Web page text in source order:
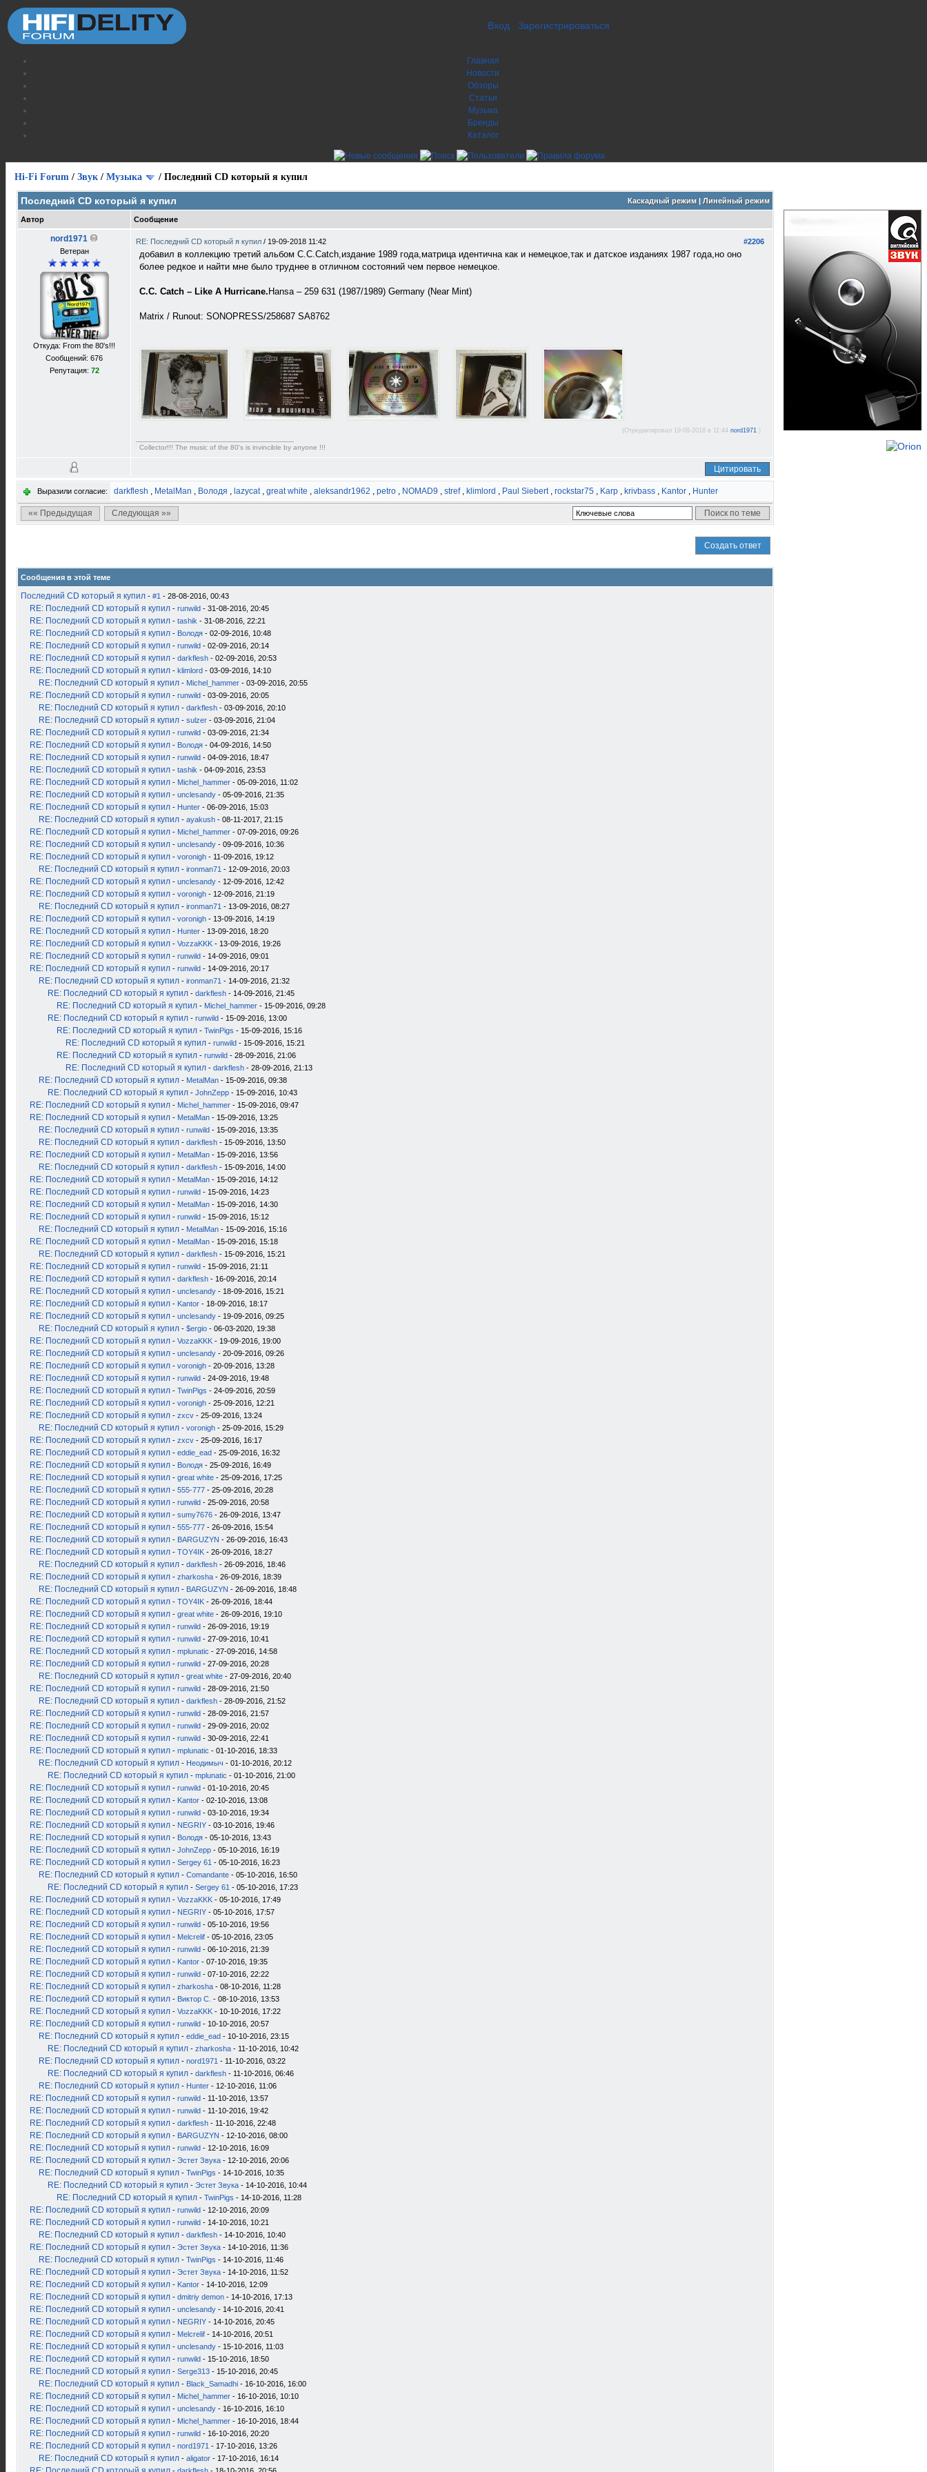
Вход Зарегистрироваться
Главная
Новости
Обзоры
Статьи
Музыка
Бренды
Каталог
Hi-Fi Forum / Звук / Музыка / Последний CD который я купил
Каскадный режим| Линейный режим
Последний CD который я купил
Автор Сообщение
nord1971
Ветеран
Откуда: From the 80's!!!
Сообщений: 676
Репутация: 72
#2206
RE: Последний CD который я купил / 19-09-2018 11:42
добавил в коллекцию третий альбом C.C.Catch,издание 1989 года,матрица идентична как и немецкое,так и датское изданиях 1987 года,но оно
более редкое и найти мне было труднее в отличном состояний чем первое немецкое.
C.C. Catch – Like A Hurricane. Hansa – 259 631 (1987/1989) Germany (Near Mint)
Matrix / Runout: SONOPRESS/258687 SA8762
(Отредактировал 19-09-2018 в 11:44 nord1971.)
Collector!!! The music of the 80's is invincible by anyone !!!
Цитировать
Выразили согласие: darkflesh , MetalMan , Володя , lazycat, great white , aleksandr1962 , petro , NOMAD9 , stref, klimlord , Paul Siebert, rockstar75 , Karp , krivbass , Kantor , Hunter
«« Предыдущая Следующая »»
Создать ответ
Сообщения в этой теме
Последний CD который я купил - #1 - 28-08-2016, 00:43
RE: Последний CD который я купил - runwild - 31-08-2016, 20:45
RE: Последний CD который я купил - tashik - 31-08-2016, 22:21
RE: Последний CD который я купил - Володя - 02-09-2016, 10:48
RE: Последний CD который я купил - runwild - 02-09-2016, 20:14
RE: Последний CD который я купил - darkflesh - 02-09-2016, 20:53
RE: Последний CD который я купил - klimlord - 03-09-2016, 14:10
RE: Последний CD который я купил - Michel_hammer - 03-09-2016, 20:55
RE: Последний CD который я купил - runwild - 03-09-2016, 20:05
RE: Последний CD который я купил - darkflesh - 03-09-2016, 20:10
RE: Последний CD который я купил - sulzer - 03-09-2016, 21:04
RE: Последний CD который я купил - runwild - 03-09-2016, 21:34
RE: Последний CD который я купил - Володя - 04-09-2016, 14:50
RE: Последний CD который я купил - runwild - 04-09-2016, 18:47
RE: Последний CD который я купил - tashik - 04-09-2016, 23:53
RE: Последний CD который я купил - Michel_hammer - 05-09-2016, 11:02
RE: Последний CD который я купил - unclesandy - 05-09-2016, 21:35
RE: Последний CD который я купил - Hunter - 06-09-2016, 15:03
RE: Последний CD который я купил - ayakush - 08-11-2017, 21:15
RE: Последний CD который я купил - Michel_hammer - 07-09-2016, 09:26
RE: Последний CD который я купил - unclesandy - 09-09-2016, 10:36
RE: Последний CD который я купил - voronigh - 11-09-2016, 19:12
RE: Последний CD который я купил - ironman71 - 12-09-2016, 20:03
RE: Последний CD который я купил - unclesandy - 12-09-2016, 12:42
RE: Последний CD который я купил - voronigh - 12-09-2016, 21:19
RE: Последний CD который я купил - ironman71 - 13-09-2016, 08:27
RE: Последний CD который я купил - voronigh - 13-09-2016, 14:19
RE: Последний CD который я купил - Hunter - 13-09-2016, 18:20
RE: Последний CD который я купил - VozzaKKK - 13-09-2016, 19:26
RE: Последний CD который я купил - runwild - 14-09-2016, 09:01
RE: Последний CD который я купил - runwild - 14-09-2016, 20:17
RE: Последний CD который я купил - ironman71 - 14-09-2016, 21:32
RE: Последний CD который я купил - darkflesh - 14-09-2016, 21:45
RE: Последний CD который я купил - Michel_hammer - 15-09-2016, 09:28
RE: Последний CD который я купил - runwild - 15-09-2016, 13:00
RE: Последний CD который я купил - TwinPigs - 15-09-2016, 15:16
RE: Последний CD который я купил - runwild - 15-09-2016, 15:21
RE: Последний CD который я купил - runwild - 28-09-2016, 21:06
RE: Последний CD который я купил - darkflesh - 28-09-2016, 21:13
RE: Последний CD который я купил - MetalMan - 15-09-2016, 09:38
RE: Последний CD который я купил - JohnZepp - 15-09-2016, 10:43
RE: Последний CD который я купил - Michel_hammer - 15-09-2016, 09:47
RE: Последний CD который я купил - MetalMan - 15-09-2016, 13:25
RE: Последний CD который я купил - runwild - 15-09-2016, 13:35
RE: Последний CD который я купил - darkflesh - 15-09-2016, 13:50
RE: Последний CD который я купил - MetalMan - 15-09-2016, 13:56
RE: Последний CD который я купил - darkflesh - 15-09-2016, 14:00
RE: Последний CD который я купил - MetalMan - 15-09-2016, 14:12
RE: Последний CD который я купил - runwild - 15-09-2016, 14:23
RE: Последний CD который я купил - MetalMan - 15-09-2016, 14:30
RE: Последний CD который я купил - runwild - 15-09-2016, 15:12
RE: Последний CD который я купил - MetalMan - 15-09-2016, 15:16
RE: Последний CD который я купил - MetalMan - 15-09-2016, 15:18
RE: Последний CD который я купил - darkflesh - 15-09-2016, 15:21
RE: Последний CD который я купил - runwild - 15-09-2016, 21:11
RE: Последний CD который я купил - darkflesh - 16-09-2016, 20:14
RE: Последний CD который я купил - unclesandy - 18-09-2016, 15:21
RE: Последний CD который я купил - Kantor - 18-09-2016, 18:17
RE: Последний CD который я купил - unclesandy - 19-09-2016, 09:25
RE: Последний CD который я купил - $ergio - 06-03-2020, 19:38
RE: Последний CD который я купил - VozzaKKK - 19-09-2016, 19:00
RE: Последний CD который я купил - unclesandy - 20-09-2016, 09:26
RE: Последний CD который я купил - voronigh - 20-09-2016, 13:28
RE: Последний CD который я купил - runwild - 24-09-2016, 19:48
RE: Последний CD который я купил - TwinPigs - 24-09-2016, 20:59
RE: Последний CD который я купил - voronigh - 25-09-2016, 12:21
RE: Последний CD который я купил - zxcv - 25-09-2016, 13:24
RE: Последний CD который я купил - voronigh - 25-09-2016, 15:29
RE: Последний CD который я купил - zxcv - 25-09-2016, 16:17
RE: Последний CD который я купил - eddie_ead - 25-09-2016, 16:32
RE: Последний CD который я купил - Володя - 25-09-2016, 16:49
RE: Последний CD который я купил - great white - 25-09-2016, 17:25
RE: Последний CD который я купил - 555-777 - 25-09-2016, 20:28
RE: Последний CD который я купил - runwild - 25-09-2016, 20:58
RE: Последний CD который я купил - sumy7676 - 26-09-2016, 13:47
RE: Последний CD который я купил - 555-777 - 26-09-2016, 15:54
RE: Последний CD который я купил - BARGUZYN - 26-09-2016, 16:43
RE: Последний CD который я купил - TOY4IK - 26-09-2016, 18:27
RE: Последний CD который я купил - darkflesh - 26-09-2016, 18:46
RE: Последний CD который я купил - zharkosha - 26-09-2016, 18:39
RE: Последний CD который я купил - BARGUZYN - 26-09-2016, 18:48
RE: Последний CD который я купил - TOY4IK - 26-09-2016, 18:44
RE: Последний CD который я купил - great white - 26-09-2016, 19:10
RE: Последний CD который я купил - runwild - 26-09-2016, 19:19
RE: Последний CD который я купил - runwild - 27-09-2016, 10:41
RE: Последний CD который я купил - mplunatic - 27-09-2016, 14:58
RE: Последний CD который я купил - runwild - 27-09-2016, 20:28
RE: Последний CD который я купил - great white - 27-09-2016, 20:40
RE: Последний CD который я купил - runwild - 28-09-2016, 21:50
RE: Последний CD который я купил - darkflesh - 28-09-2016, 21:52
RE: Последний CD который я купил - runwild - 28-09-2016, 21:57
RE: Последний CD который я купил - runwild - 29-09-2016, 20:02
RE: Последний CD который я купил - runwild - 30-09-2016, 22:41
RE: Последний CD который я купил - mplunatic - 01-10-2016, 18:33
RE: Последний CD который я купил - Неодимыч - 01-10-2016, 20:12
RE: Последний CD который я купил - mplunatic - 01-10-2016, 21:00
RE: Последний CD который я купил - runwild - 01-10-2016, 20:45
RE: Последний CD который я купил - Kantor - 02-10-2016, 13:08
RE: Последний CD который я купил - runwild - 03-10-2016, 19:34
RE: Последний CD который я купил - NEGRIY - 03-10-2016, 19:46
RE: Последний CD который я купил - Володя - 05-10-2016, 13:43
RE: Последний CD который я купил - JohnZepp - 05-10-2016, 16:19
RE: Последний CD который я купил - Sergey 61 - 05-10-2016, 16:23
RE: Последний CD который я купил - Comandante - 05-10-2016, 16:50
RE: Последний CD который я купил - Sergey 61 - 05-10-2016, 17:23
RE: Последний CD который я купил - VozzaKKK - 05-10-2016, 17:49
RE: Последний CD который я купил - NEGRIY - 05-10-2016, 17:57
RE: Последний CD который я купил - runwild - 05-10-2016, 19:56
RE: Последний CD который я купил - Melcrelif - 05-10-2016, 23:05
RE: Последний CD который я купил - runwild - 06-10-2016, 21:39
RE: Последний CD который я купил - Kantor - 07-10-2016, 19:35
RE: Последний CD который я купил - runwild - 07-10-2016, 22:22
RE: Последний CD который я купил - zharkosha - 08-10-2016, 11:28
RE: Последний CD который я купил - Виктор С. - 08-10-2016, 13:53
RE: Последний CD который я купил - VozzaKKK - 10-10-2016, 17:22
RE: Последний CD который я купил - runwild - 10-10-2016, 20:57
RE: Последний CD который я купил - eddie_ead - 10-10-2016, 23:15
RE: Последний CD который я купил - zharkosha - 11-10-2016, 10:42
RE: Последний CD который я купил - nord1971 - 11-10-2016, 03:22
RE: Последний CD который я купил - darkflesh - 11-10-2016, 06:46
RE: Последний CD который я купил - Hunter - 12-10-2016, 11:06
RE: Последний CD который я купил - runwild - 11-10-2016, 13:57
RE: Последний CD который я купил - runwild - 11-10-2016, 19:42
RE: Последний CD который я купил - darkflesh - 11-10-2016, 22:48
RE: Последний CD который я купил - BARGUZYN - 12-10-2016, 08:00
RE: Последний CD который я купил - runwild - 12-10-2016, 16:09
RE: Последний CD который я купил - Эстет Звука - 12-10-2016, 20:06
RE: Последний CD который я купил - TwinPigs - 14-10-2016, 10:35
RE: Последний CD который я купил - Эстет Звука - 14-10-2016, 10:44
RE: Последний CD который я купил - TwinPigs - 14-10-2016, 11:28
RE: Последний CD который я купил - runwild - 12-10-2016, 20:09
RE: Последний CD который я купил - runwild - 14-10-2016, 10:21
RE: Последний CD который я купил - darkflesh - 14-10-2016, 10:40
RE: Последний CD который я купил - Эстет Звука - 14-10-2016, 11:36
RE: Последний CD который я купил - TwinPigs - 14-10-2016, 11:46
RE: Последний CD который я купил - Эстет Звука - 14-10-2016, 11:52
RE: Последний CD который я купил - Kantor - 14-10-2016, 12:09
RE: Последний CD который я купил - dmitriy demon - 14-10-2016, 17:13
RE: Последний CD который я купил - unclesandy - 14-10-2016, 20:41
RE: Последний CD который я купил - NEGRIY - 14-10-2016, 20:45
RE: Последний CD который я купил - Melcrelif - 14-10-2016, 20:51
RE: Последний CD который я купил - unclesandy - 15-10-2016, 11:03
RE: Последний CD который я купил - runwild - 15-10-2016, 18:50
RE: Последний CD который я купил - Serge313 - 15-10-2016, 20:45
RE: Последний CD который я купил - Black_Samadhi - 16-10-2016, 16:00
RE: Последний CD который я купил - Michel_hammer - 16-10-2016, 10:10
RE: Последний CD который я купил - unclesandy - 16-10-2016, 16:10
RE: Последний CD который я купил - Michel_hammer - 16-10-2016, 18:44
RE: Последний CD который я купил - runwild - 16-10-2016, 20:20
RE: Последний CD который я купил - nord1971 - 17-10-2016, 13:26
RE: Последний CD который я купил - aligator - 17-10-2016, 16:14